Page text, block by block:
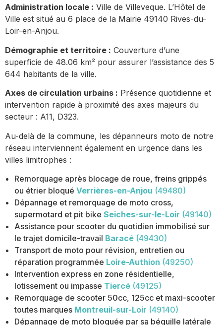
Administration locale : Ville de Villeveque. L’Hôtel de
Ville est situé au 6 place de la Mairie 49140 Rives-du-
Loir-en-Anjou.
Démographie et territoire : Couverture d’une
superficie de 48.06 km² pour assurer l’assistance des 5
644 habitants de la ville.
Axes de circulation urbains : Présence quotidienne et
intervention rapide à proximité des axes majeurs du
secteur : A11, D323.
Au-delà de la commune, les dépanneurs moto de notre
réseau interviennent également en urgence dans les
villes limitrophes :
Remorquage après blocage de roue, freins grippés
ou étrier bloqué Verrières-en-Anjou (49480)
Dépannage et remorquage de moto cross,
supermotard et pit bike Seiches-sur-le-Loir (49140)
Assistance pour scooter du quotidien immobilisé sur
le trajet domicile-travail Baracé (49430)
Transport de moto pour révision, entretien ou
réparation programmée Loire-Authion (49250)
Intervention express en zone résidentielle,
lotissement ou impasse Tiercé (49125)
Remorquage de scooter 50cc, 125cc et maxi-scooter
toutes marques Montreuil-sur-Loir (49140)
Dépannage de moto bloquée par sa béquille latérale